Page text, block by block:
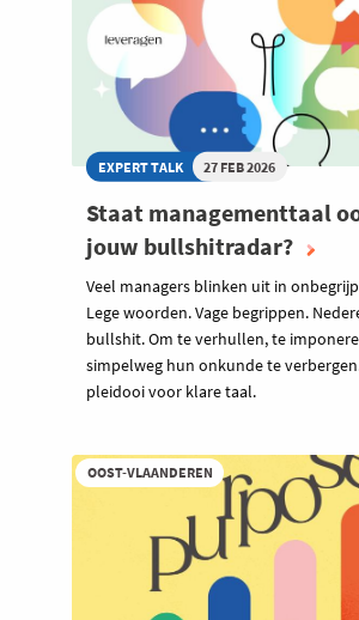
EXPERT TALK 27 FEB 2026
Staat managementtaal
jouw bullshitradar?
Veel managers blinken uit in
Lege woorden. Vage begrippen.
bullshit. Om te verhullen, te
simpelweg hun onkunde te
pleidooi voor klare taal.
OOST-VLAANDEREN